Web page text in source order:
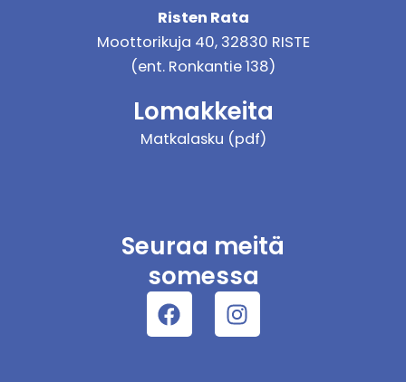
Risten Rata
Moottorikuja 40, 32830 RISTE
(ent. Ronkantie 138)
Lomakkeita
Matkalasku (pdf)
Seuraa meitä
somessa
FacebookInstagram